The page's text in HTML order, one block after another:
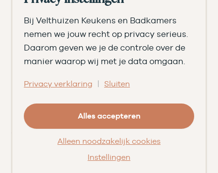
Neem contact op
Stationsweg Oost 277, Woudenberg
033 - 720 00 72
Assortiment
Bij Velthuizen Keukens en Badkamers
nemen we jouw recht op privacy serieus.
Daarom geven we je de controle over de
manier waarop wij met je data omgaan.
Privacy verklaring | Sluiten
Alles accepteren
Alleen noodzakelijk cookies
Instellingen